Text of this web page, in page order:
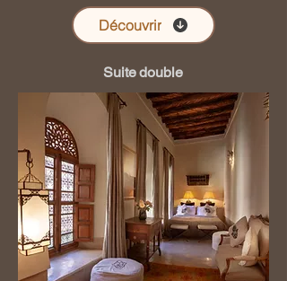
Découvrir
Suite double